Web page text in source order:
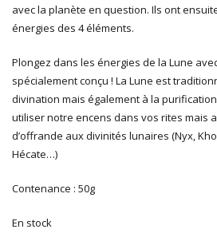
avec la planète en question. Ils ont
énergies des 4 éléments.
Plongez dans les énergies de la Lune
spécialement conçu ! La Lune est
divination mais également à la
utiliser notre encens dans vos rites mais
d’offrande aux divinités lunaires (Nyx,
Hécate…)
Contenance : 50g
En stock